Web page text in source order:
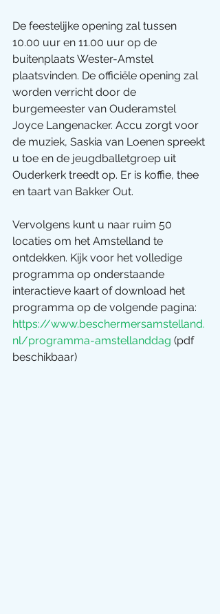
De feestelijke opening zal tussen
10.00 uur en 11.00 uur op de
buitenplaats Wester-Amstel
plaatsvinden. De officiële opening zal
worden verricht door de
burgemeester van Ouderamstel
Joyce Langenacker. Accu zorgt voor
de muziek, Saskia van Loenen spreekt
u toe en de jeugdballetgroep uit
Ouderkerk treedt op. Er is koffie, thee
en taart van Bakker Out.
Vervolgens kunt u naar ruim 50
locaties om het Amstelland te
ontdekken. Kijk voor het volledige
programma op onderstaande
interactieve kaart of download het
programma op de volgende pagina:
https://www.beschermersamstelland.
nl/programma-amstellanddag (pdf
beschikbaar)